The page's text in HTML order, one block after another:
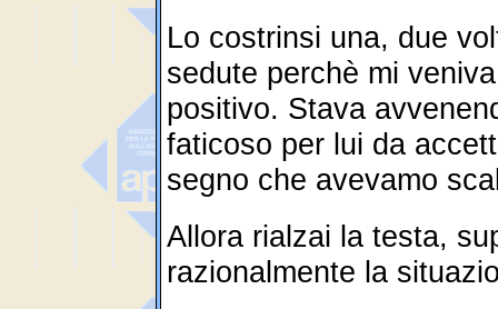
Lo costrinsi una, due
sedute perchè mi
positivo. Stava
faticoso per lui da
segno che avevamo
Allora rialzai la testa,
razionalmente la